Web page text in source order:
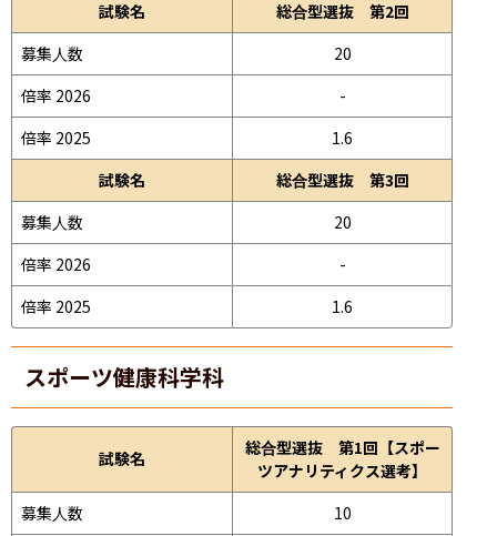
試験名
総合型選抜 第2回
募集人数
20
倍率 2026
-
倍率 2025
1.6
試験名
総合型選抜 第3回
募集人数
20
倍率 2026
-
倍率 2025
1.6
スポーツ健康科学科
試験名
総合型選抜 第1回【スポー
ツアナリティクス選考】
募集人数
10